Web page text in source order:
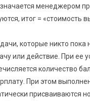
менеджером
итог = «стоимость
которые никто
или действие. При ее
количество
При этом
присваиваются